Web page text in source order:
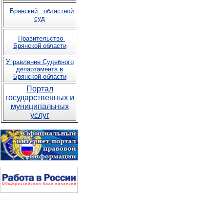
Брянский областной
суд
Правительство
Брянской области
Управление Судебного
департамента в
Брянской области
Портал
государственных и
муниципальных
услуг